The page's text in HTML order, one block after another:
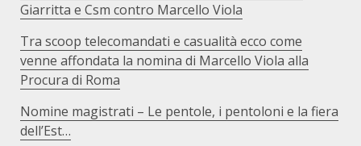
Giarritta e Csm contro Marcello Viola
Tra scoop telecomandati e casualità ecco come
venne affondata la nomina di Marcello Viola alla
Procura di Roma
Nomine magistrati – Le pentole, i pentoloni e la fiera
dell’Est…